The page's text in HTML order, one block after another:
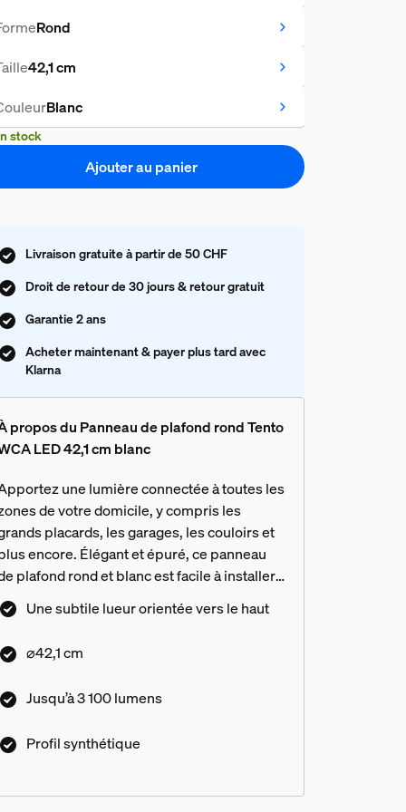
Rond
42,1 cm
Blanc
stock
Ajouter au panier
Livraison gratuite à partir de 50 CHF
Droit de retour de 30 jours & retour gratuit
Garantie 2 ans
Acheter maintenant & payer plus tard avec
Klarna
propos du Panneau de plafond rond Tento
LED 42,1 cm blanc
une lumière connectée à toutes les
de votre domicile, y compris les
placards, les garages, les couloirs et
encore. Élégant et épuré, ce panneau
plafond rond et blanc est facile à installer
rehaussera toutes les pièces.
Une subtile lueur orientée vers le haut
⌀42,1 cm
Jusqu’à 3 100 lumens
Profil synthétique